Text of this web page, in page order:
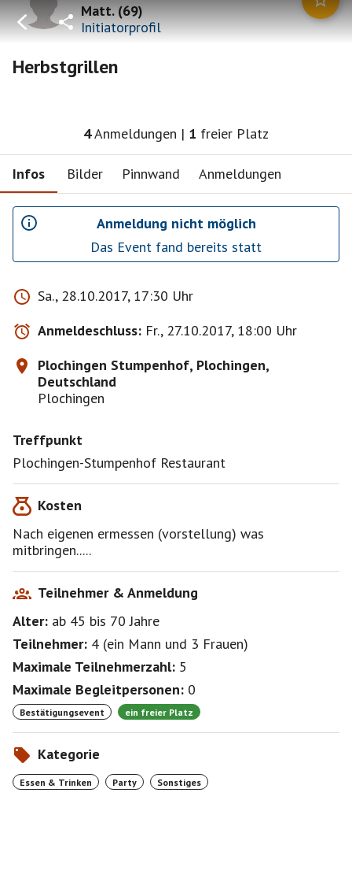
Matt.(69)
Initiatorprofil
Herbstgrillen
4Anmeldungen | 1 freier Platz
Infos Bilder Pinnwand Anmeldungen
Anmeldung nicht möglich
Das Event fand bereits statt
Sa., 28.10.2017, 17:30 Uhr
Anmeldeschluss: Fr., 27.10.2017, 18:00 Uhr
Plochingen Stumpenhof, Plochingen,
Deutschland
Plochingen
Treffpunkt
Plochingen-Stumpenhof Restaurant
Kosten
Nach eigenen ermessen (vorstellung) was
mitbringen.....
Teilnehmer & Anmeldung
Alter: ab 45 bis 70Jahre
Teilnehmer: 4 (ein Mann und 3 Frauen)
Maximale Teilnehmerzahl: 5
Maximale Begleitpersonen: 0
Bestätigungsevent ein freier Platz
Kategorie
Essen & Trinken Party Sonstiges